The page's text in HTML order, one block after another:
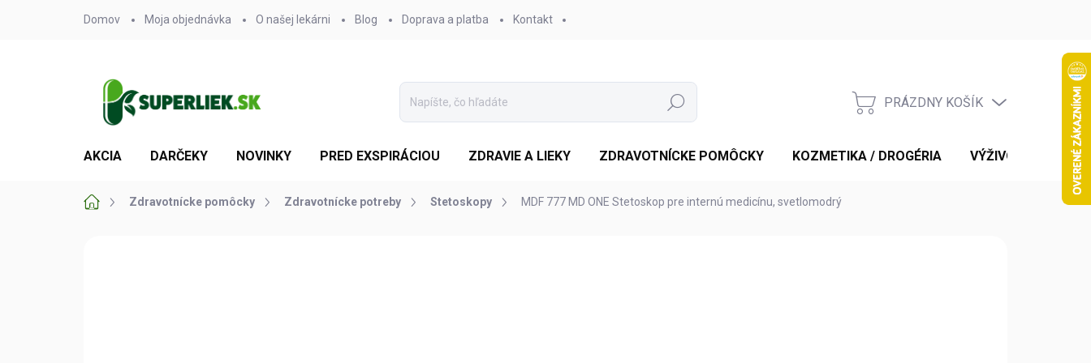
Domov Moja objednávka O našej lekárni Blog Doprava a platba Kontakt
Hľadať
NÁKUPNÝ
PRÁZDNY KOŠÍK
AKCIA DARČEKY NOVINKY PRED EXSPIRÁCIOU ZDRAVIE A LIEKY ZDRAVOTNÍCKE POMÔCKY KOZMETIKA / DROGÉRIA VÝŽIVOVÉ
DomovZdravotnícke pomôcky Zdravotnícke potreby Stetoskopy MDF 777 MD ONE Stetoskop pre internú medicínu, svetlomodrý